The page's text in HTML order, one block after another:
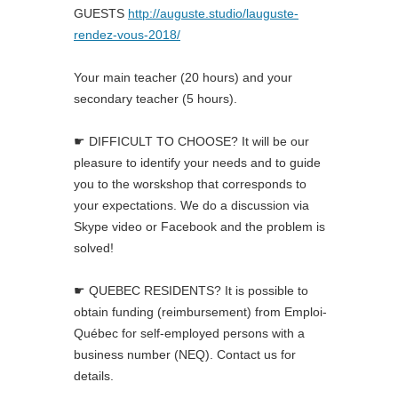
GUESTS http://auguste.studio/lauguste-
rendez-vous-2018/
Your main teacher (20 hours) and your
secondary teacher (5 hours).
☛ DIFFICULT TO CHOOSE? It will be our
pleasure to identify your needs and to guide
you to the worskshop that corresponds to
your expectations. We do a discussion via
Skype video or Facebook and the problem is
solved!
☛ QUEBEC RESIDENTS? It is possible to
obtain funding (reimbursement) from Emploi-
Québec for self-employed persons with a
business number (NEQ). Contact us for
details.